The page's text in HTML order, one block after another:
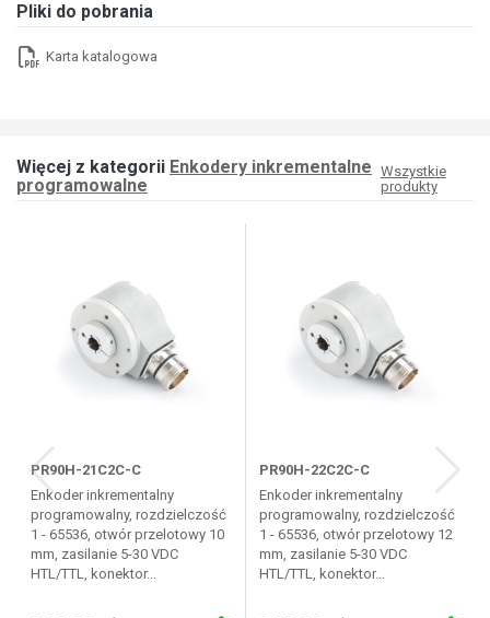
Pliki do pobrania
Karta katalogowa
Więcej z kategorii Enkodery inkrementalne
programowalne
Wszystkie
produkty
PR90H-21C2C-C
Enkoder inkrementalny
programowalny, rozdzielczość
1 - 65536, otwór przelotowy 10
mm, zasilanie 5-30 VDC
HTL/TTL, konektor...
PR90H-22C2C-C
Enkoder inkrementalny
programowalny, rozdzielczość
1 - 65536, otwór przelotowy 12
mm, zasilanie 5-30 VDC
HTL/TTL, konektor...